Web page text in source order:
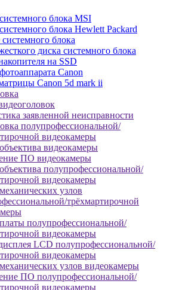
блока MSI
блока Hewlett Packard
блока
диска системного блока
на SSD
Canon
Canon 5d mark ii
заявленной неисправности
полупрофессиональной/
видеокамеры
видеокамеры
ПО видеокамеры
полупрофессиональной/
видеокамеры
узлов
трёхмартирочной
полупрофессиональной/
видеокамеры
LCD полупрофессиональной/
видеокамеры
узлов видеокамеры
ПО полупрофессиональной/
видеокамеры